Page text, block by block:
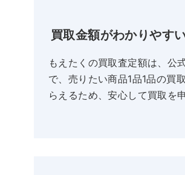
買取金額がわかりやす
もえたくの買取査定額は、公
で、売りたい商品1品1品の買
らえるため、安心して買取を